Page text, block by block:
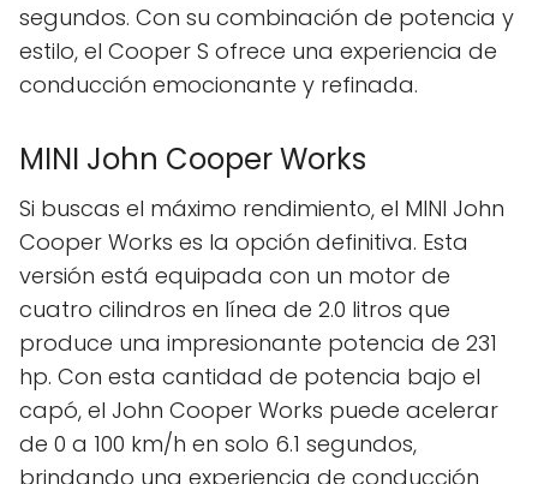
segundos. Con su combinación de potencia y
estilo, el Cooper S ofrece una experiencia de
conducción emocionante y refinada.
MINI John Cooper Works
Si buscas el máximo rendimiento, el MINI John
Cooper Works es la opción definitiva. Esta
versión está equipada con un motor de
cuatro cilindros en línea de 2.0 litros que
produce una impresionante potencia de 231
hp. Con esta cantidad de potencia bajo el
capó, el John Cooper Works puede acelerar
de 0 a 100 km/h en solo 6.1 segundos,
brindando una experiencia de conducción